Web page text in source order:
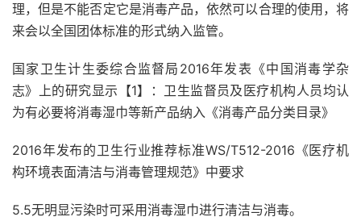
理，但是不能否定它是消毒产品，依然可以合理的使用，将
来会以全国团体标准的形式纳入监管。
国家卫生计生委综合监督局2016年发表《中国消毒学杂
志》上的研究显示【1】：卫生监督员及医疗机构人员均认
为有必要将消毒湿巾等新产品纳入《消毒产品分类目录》
2016年发布的卫生行业推荐标准WS/T512-2016《医疗机
构环境表面清洁与消毒管理规范》中要求
5.5无明显污染时可采用消毒湿巾进行清洁与消毒。